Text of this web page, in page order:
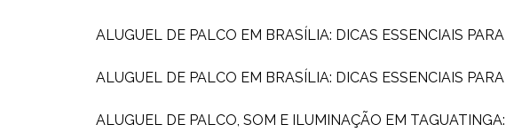
ALUGUEL DE PALCO EM BRASÍLIA: DICAS ESSENCIAIS
ALUGUEL DE PALCO EM BRASÍLIA: DICAS ESSENCIAIS
ALUGUEL DE PALCO, SOM E ILUMINAÇÃO EM